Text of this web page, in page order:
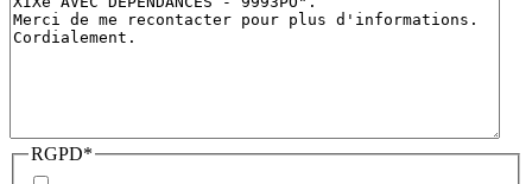
RGPD*